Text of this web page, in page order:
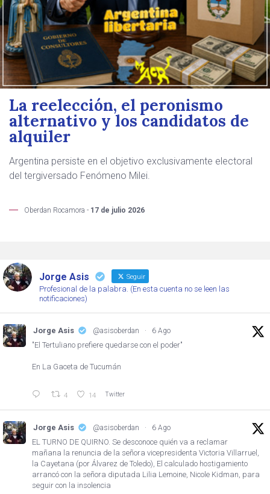
La reelección, el peronismo
alternativo y los candidatos de
alquiler
Argentina persiste en el objetivo exclusivamente electoral
del tergiversado Fenómeno Milei.
Oberdan Rocamora - 17 de julio 2026
Jorge Asis Seguir
Profesional de la palabra. (En esta cuenta no se leen las
notificaciones)
Jorge Asis @asisoberdan · 6 Ago
"El Tertuliano prefiere quedarse con el poder"
En La Gaceta de Tucumán
4 14 Twitter
Jorge Asis @asisoberdan · 6 Ago
EL TURNO DE QUIRNO. Se desconoce quién va a reclamar
mañana la renuncia de la señora vicepresidenta Victoria Villarruel,
la Cayetana (por Álvarez de Toledo), El calculado hostigamiento
arrancó con la señora diputada Lilia Lemoine, Nicole Kidman, para
seguir con la insolencia